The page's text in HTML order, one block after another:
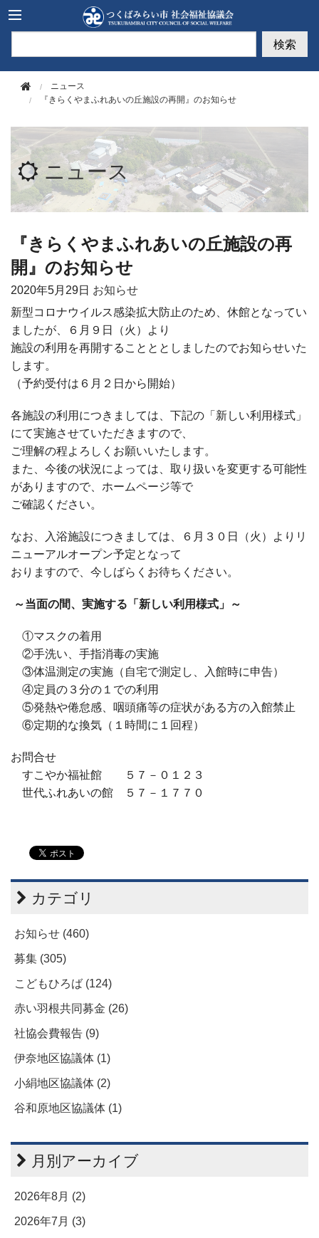
検索
ニュース
『きらくやまふれあいの丘施設の再開』のお知らせ
ニュース
『きらくやまふれあいの丘施設の再
開』のお知らせ
2020年5月29日 お知らせ
新型コロナウイルス感染拡大防止のため、休館となってい
ましたが、６月９日（火）より
施設の利用を再開することととしましたのでお知らせいた
します。
（予約受付は６月２日から開始）
各施設の利用につきましては、下記の「新しい利用様式」
にて実施させていただきますので、
ご理解の程よろしくお願いいたします。
また、今後の状況によっては、取り扱いを変更する可能性
がありますので、ホームページ等で
ご確認ください。
なお、入浴施設につきましては、６月３０日（火）よりリ
ニューアルオープン予定となって
おりますので、今しばらくお待ちください。
～当面の間、実施する「新しい利用様式」～
①マスクの着用
②手洗い、手指消毒の実施
③体温測定の実施（自宅で測定し、入館時に申告）
④定員の３分の１での利用
⑤発熱や倦怠感、咽頭痛等の症状がある方の入館禁止
⑥定期的な換気（１時間に１回程）
お問合せ
すこやか福祉館 ５７－０１２３
世代ふれあいの館 ５７－１７７０
カテゴリ
お知らせ (460)
募集 (305)
こどもひろば (124)
赤い羽根共同募金 (26)
社協会費報告 (9)
伊奈地区協議体 (1)
小絹地区協議体 (2)
谷和原地区協議体 (1)
月別アーカイブ
2026年8月 (2)
2026年7月 (3)